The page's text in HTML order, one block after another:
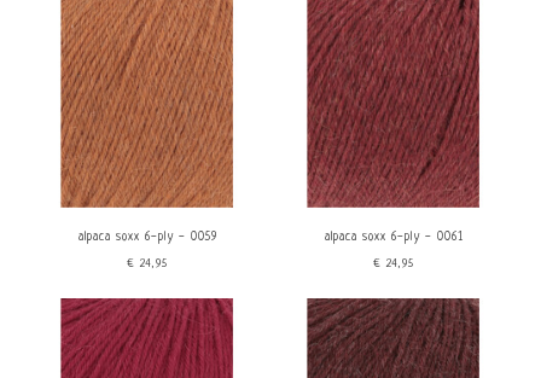
alpaca soxx 6-ply - 0059
€24,95
alpaca soxx 6-ply - 0061
€24,95